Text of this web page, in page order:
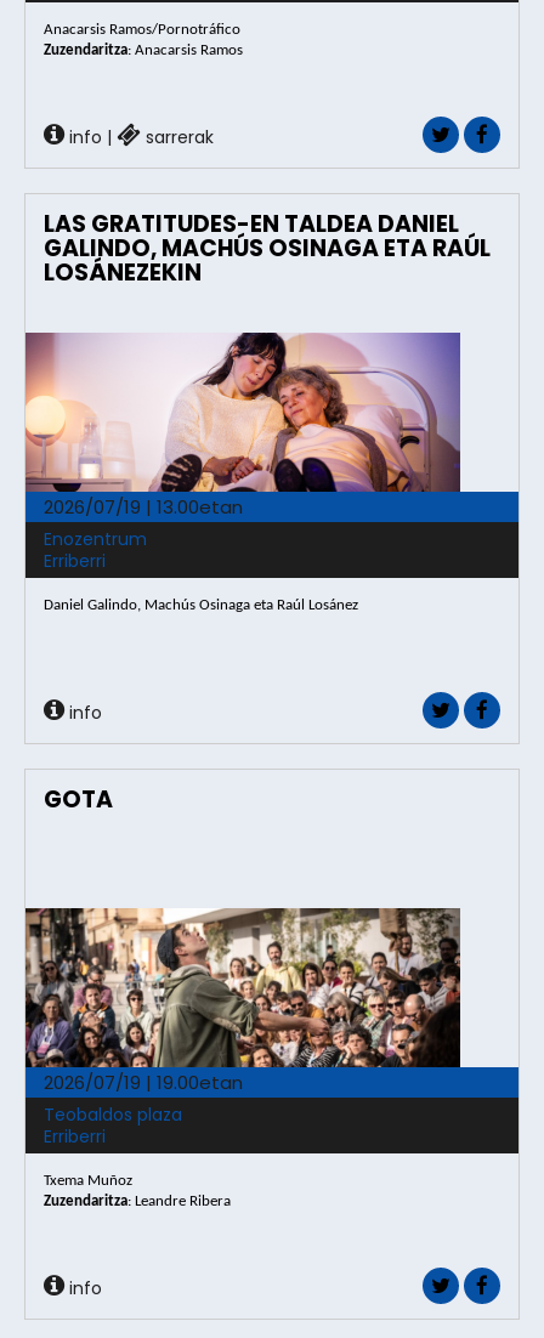
Anacarsis Ramos/Pornotráfico
Zuzendaritza: Anacarsis Ramos
info | sarrerak
LAS GRATITUDES-EN TALDEA DANIEL
GALINDO, MACHÚS OSINAGA ETA RAÚL
LOSÁNEZEKIN
2026/07/19 | 13.00etan
Enozentrum
Erriberri
Daniel Galindo, Machús Osinaga eta Raúl Losánez
info
GOTA
2026/07/19 | 19.00etan
Teobaldos plaza
Erriberri
Txema Muñoz
Zuzendaritza: Leandre Ribera
info